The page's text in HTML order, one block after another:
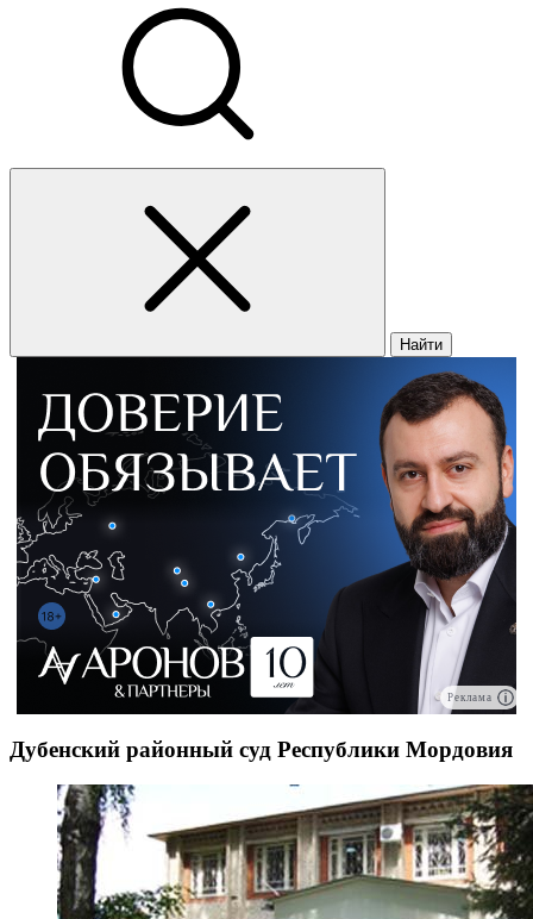
Найти
Реклама
Дубенский районный суд Республики Мордовия